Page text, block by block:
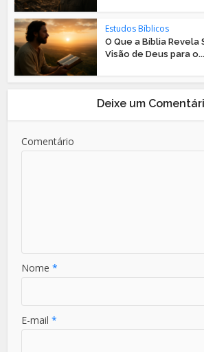
Estudos Bíblicos
O Que a Bíblia Revela
Visão de Deus para o...
Deixe um
Comentário
Nome*
E-mail*